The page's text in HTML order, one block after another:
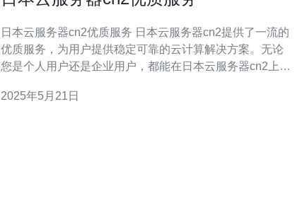
日本云服务器cn2优质服务 日本云服务器cn2提供了一流的
优质服务，为用户提供稳定可靠的云计算解决方案。无论
您是个人用户还是企业用户，都能在日本云服务器cn2上找
设备，保证服务的稳定性和可靠性。用户可以放心地将自
2025年5月21日